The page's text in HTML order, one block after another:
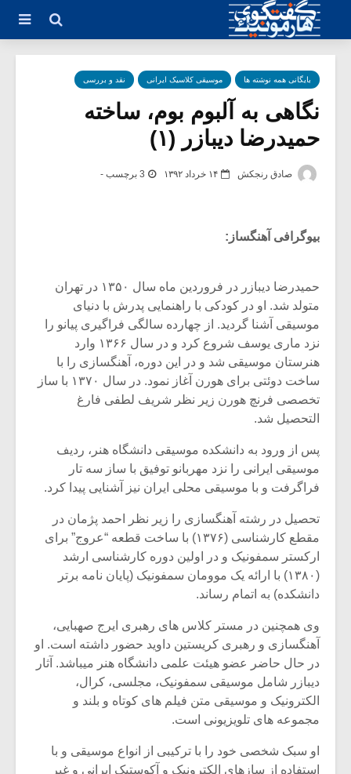
بایگانی همه نوشته ها موسیقی کلاسیک ایرانی نقد و بررسی
نگاهی به آلبوم بوم، ساخته
حمیدرضا دیبازر (۱)
صادق رنجکش ۱۴ خرداد ۱۳۹۲ 3 برچسب -
بیوگرافی آهنگساز:
حمیدرضا دیبازر در فروردین ماه سال ۱۳۵۰ در تهران
متولد شد. او در کودکی با راهنمایی پدرش با دنیای
موسیقی آشنا گردید. از چهارده سالگی فراگیری پیانو را
نزد ماری یوسف شروع کرد و در سال ۱۳۶۶ وارد
هنرستان موسیقی شد و در این دوره، آهنگسازی را با
ساخت دوئتی برای هورن آغاز نمود. در سال ۱۳۷۰ با ساز
تخصصی فرنچ هورن زیر نظر شریف لطفی فارغ
التحصیل شد.
پس از ورود به دانشکده موسیقی دانشگاه هنر، ردیف
موسیقی ایرانی را نزد مهربانو توفیق با ساز سه تار
فراگرفت و با موسیقی محلی ایران نیز آشنایی پیدا کرد.
تحصیل در رشته آهنگسازی را زیر نظر احمد پژمان در
مقطع کارشناسی (۱۳۷۶) با ساخت قطعه “عروج” برای
ارکستر سمفونیک و در اولین دوره کارشناسی ارشد
(۱۳۸۰) با ارائه یک موومان سمفونیک (پایان نامه برتر
دانشکده) به اتمام رساند.
وی همچنین در مستر کلاس های رهبری ایرج صهبایی،
آهنگسازی و رهبری کریستین داوید حضور داشته است. او
در حال حاضر عضو هیئت علمی دانشگاه هنر میباشد. آثار
دیبازر شامل موسیقی سمفونیک، مجلسی، کرال،
الکترونیک و موسیقی متن فیلم های کوتاه و بلند و
مجموعه های تلویزیونی است.
او سبک شخصی خود را با ترکیبی از انواع موسیقی و با
استفاده از سازهای الکترونیک و آکوستیک ایرانی و غیر